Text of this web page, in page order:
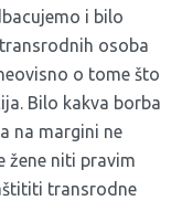
i bilo
osoba
o tome što
Bilo kakva borba
na margini ne
žene niti pravim
transrodne